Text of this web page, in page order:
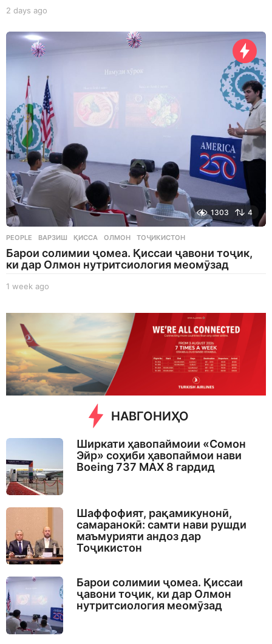
2 days ago
a
g
o
1303 4
PEOPLE ВАРЗИШ ,ҚИССА ,ОЛМОН ,ТОҶИКИСТОН
Барои солимии ҷомеа. Қиссаи ҷавони тоҷик,
ки дар Олмон нутритсиология меомӯзад
1 week ago
g
o
НАВГОНИҲО
Ширкати ҳавопаймоии «Сомон
Эйр» соҳиби ҳавопаймои нави
Boeing 737 MAX 8 гардид
Шаффофият, рақамикунонӣ,
самаранокӣ: самти нави рушди
маъмурияти андоз дар
Тоҷикистон
Барои солимии ҷомеа. Қиссаи
ҷавони тоҷик, ки дар Олмон
нутритсиология меомӯзад